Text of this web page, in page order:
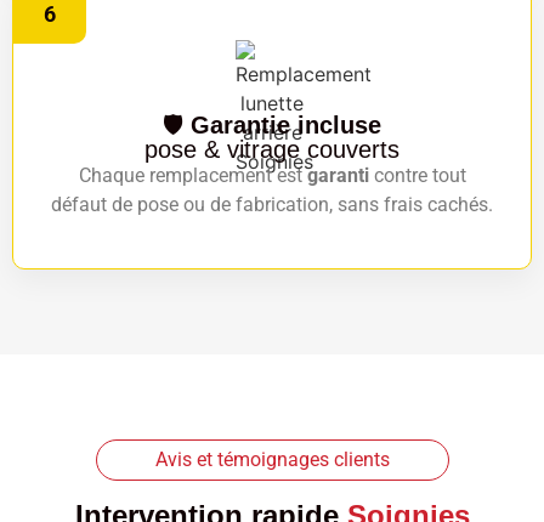
6
🛡️ Garantie incluse
pose & vitrage couverts
Chaque remplacement estgaranticontre tout
défaut de pose ou de fabrication, sans frais cachés.
Avis et témoignages clients